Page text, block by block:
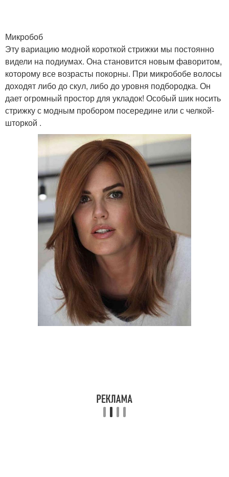
Стрижка для светлых
волос
Волос при короткой
стрижке
Стрижка на светлых
волосах
Тренды в коротких
стрижках
Стрижки на светлые
волосы
Стрижки для женщин
Стрижка в актуальном
виде
Стрижка с разными
типами
Стрижка с различными
типами
Стрижки на разных
типах
Микробоб
Эту вариацию модной короткой стрижки мы постоянно
видели на подиумах. Она становится новым фаворитом,
которому все возрасты покорны. При микробобе волосы
доходят либо до скул, либо до уровня подбородка. Он
дает огромный простор для укладок! Особый шик носить
стрижку с модным пробором посередине или с челкой-
шторкой .